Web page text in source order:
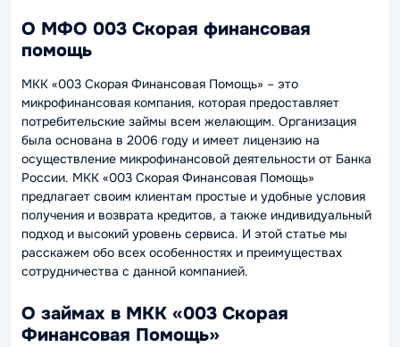
О МФО 003 Скорая финансовая
помощь
МКК «003 Скорая Финансовая Помощь» – это
микрофинансовая компания, которая предоставляет
потребительские займы всем желающим. Организация
была основана в 2006 году и имеет лицензию на
осуществление микрофинансовой деятельности от Банка
России. МКК «003 Скорая Финансовая Помощь»
предлагает своим клиентам простые и удобные условия
получения и возврата кредитов, а также индивидуальный
подход и высокий уровень сервиса. И этой статье мы
расскажем обо всех особенностях и преимуществах
сотрудничества с данной компанией.
О займах в МКК «003 Скорая
Финансовая Помощь»